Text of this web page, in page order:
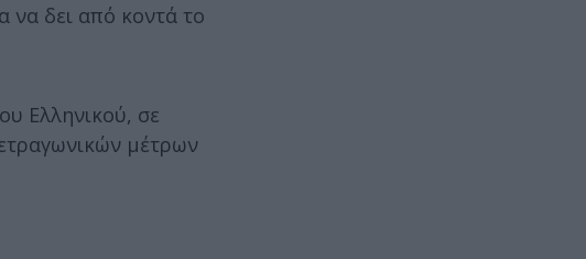
να δει από κοντά το
Ελληνικού, σε
μέτρων